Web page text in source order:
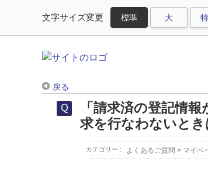
文字サイズ変更
戻る
「請求済の登記情
求を行なわないとき
カテゴリー : よくあるご質問 > マイペ